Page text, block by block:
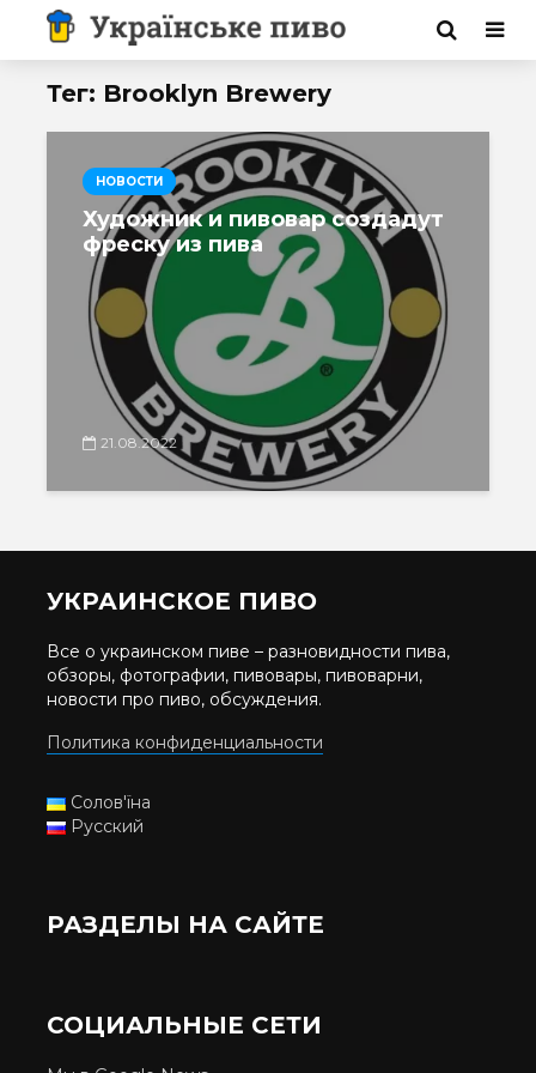
Тег: Brooklyn Brewery
НОВОСТИ
Художник и пивовар создадут
фреску из пива
21.08.2022
УКРАИНСКОЕ ПИВО
Все о украинском пиве – разновидности пива,
обзоры, фотографии, пивовары, пивоварни,
новости про пиво, обсуждения.
Политика конфиденциальности
Солов'їна
Русский
РАЗДЕЛЫ НА САЙТЕ
СОЦИАЛЬНЫЕ СЕТИ